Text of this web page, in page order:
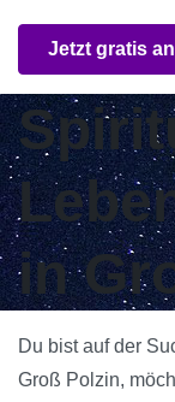
Jetzt gratis
in
Du bist auf der
Groß Polzin,